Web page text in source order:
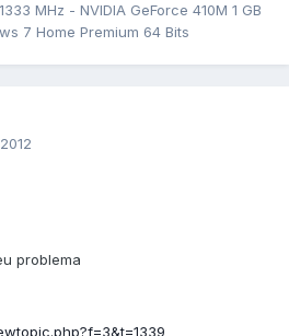
MHz - NVIDIA GeForce 410M 1 GB
7 Home Premium 64 Bits
problema